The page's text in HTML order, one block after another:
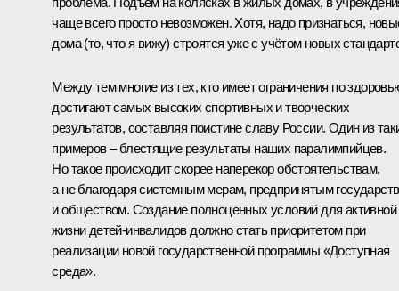
чаще всего просто невозможен. Хотя, надо признаться,
дома (то, что я вижу) строятся уже с учётом новых
Между тем многие из тех, кто имеет ограничения по
достигают самых высоких спортивных и творческих
результатов, составляя поистине славу России. Один из
примеров – блестящие результаты наших паралимпийцев.
Но такое происходит скорее наперекор обстоятельствам,
а не благодаря системным мерам, предпринятым
и обществом. Создание полноценных условий для активной
жизни детей-инвалидов должно стать приоритетом при
реализации новой государственной программы «Доступная
среда».